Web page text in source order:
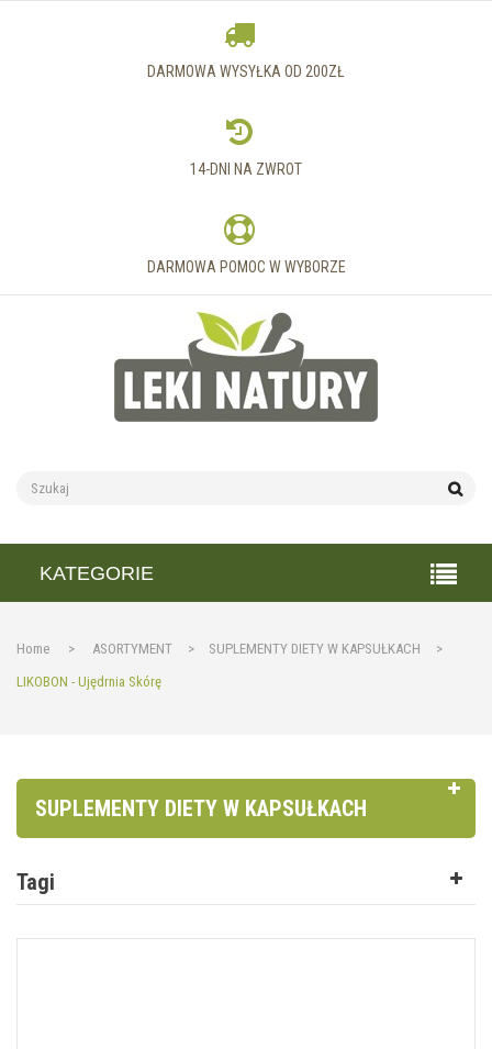
DARMOWA WYSYŁKA OD 200ZŁ
14-DNI NA ZWROT
DARMOWA POMOC W WYBORZE
KATEGORIE
Home > ASORTYMENT > SUPLEMENTY DIETY W KAPSUŁKACH
>
LIKOBON - Ujędrnia Skórę
SUPLEMENTY DIETY W KAPSUŁKACH
Tagi